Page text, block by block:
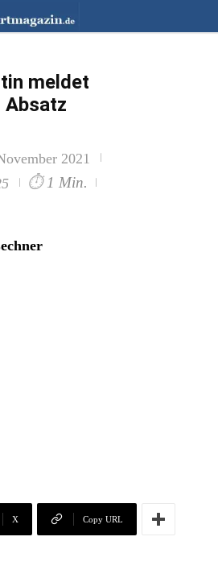
meldet
Absatz
2021
⏱ 1 Min.
X Copy URL